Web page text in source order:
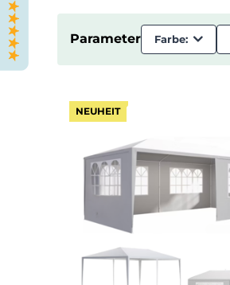
Parameter Farbe:
NEUHEIT